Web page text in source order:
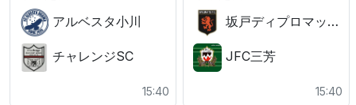
アルベスタ小川
チャレンジSC
15:40
坂戸ディプロマッツFC A
JFC三芳
15:40